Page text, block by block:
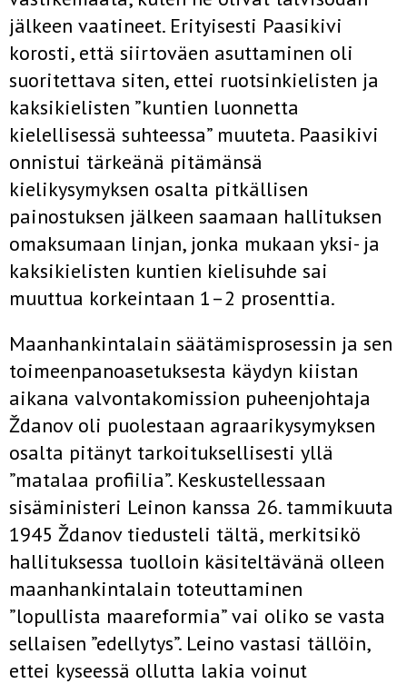
jälkeen vaatineet. Erityisesti Paasikivi
korosti, että siirtoväen asuttaminen oli
suoritettava siten, ettei ruotsinkielisten ja
kaksikielisten ”kuntien luonnetta
kielellisessä suhteessa” muuteta. Paasikivi
onnistui tärkeänä pitämänsä
kielikysymyksen osalta pitkällisen
painostuksen jälkeen saamaan hallituksen
omaksumaan linjan, jonka mukaan yksi- ja
kaksikielisten kuntien kielisuhde sai
muuttua korkeintaan 1–2 prosenttia.
Maanhankintalain säätämisprosessin ja sen
toimeenpanoasetuksesta käydyn kiistan
aikana valvontakomission puheenjohtaja
Ždanov oli puolestaan agraarikysymyksen
osalta pitänyt tarkoituksellisesti yllä
”matalaa profiilia”. Keskustellessaan
sisäministeri Leinon kanssa 26. tammikuuta
1945 Ždanov tiedusteli tältä, merkitsikö
hallituksessa tuolloin käsiteltävänä olleen
maanhankintalain toteuttaminen
”lopullista maareformia” vai oliko se vasta
sellaisen ”edellytys”. Leino vastasi tällöin,
ettei kyseessä ollutta lakia voinut